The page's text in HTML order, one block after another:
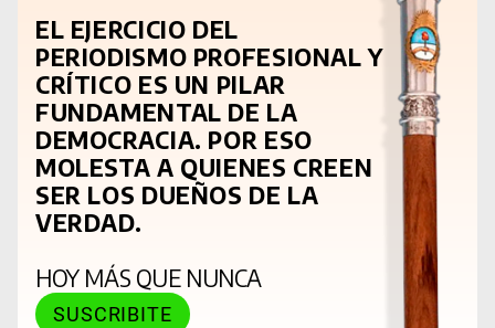
EL EJERCICIO DEL
PERIODISMO PROFESIONAL Y
CRÍTICO ES UN PILAR
FUNDAMENTAL DE LA
DEMOCRACIA. POR ESO
MOLESTA A QUIENES CREEN
SER LOS DUEÑOS DE LA
VERDAD.
HOY MÁS QUE NUNCA
SUSCRIBITE